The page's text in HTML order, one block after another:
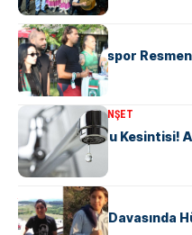
MANŞETSPOR
Yalova Haremspor
KENT GÜNDEMIMANŞET
6 Mahallede Su Kesintisi!
MANŞET
8 Yıllık Kerem Davasında